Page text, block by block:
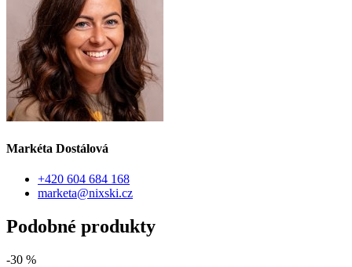
Markéta Dostálová
+420 604 684 168
marketa@nixski.cz
Podobné produkty
-30 %